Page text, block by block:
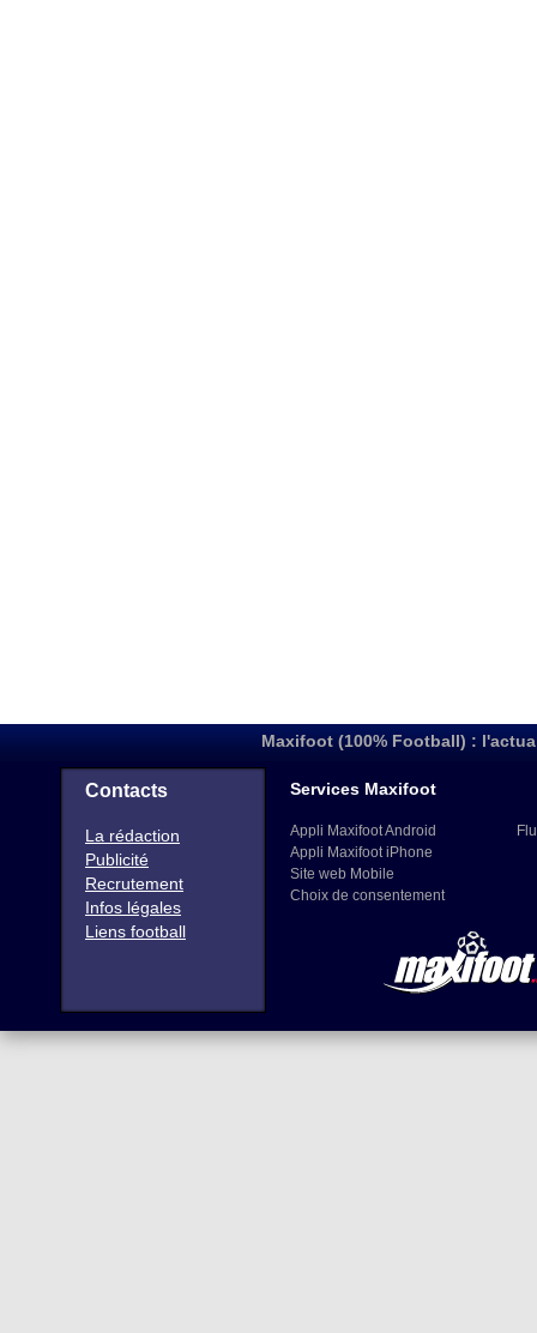
Maxifoot (100% Football) :
Contacts
La rédaction
Publicité
Recrutement
Infos légales
Liens football
Services Maxifoot
Appli Maxifoot Android
Appli Maxifoot iPhone
Site web Mobile
Choix de consentement